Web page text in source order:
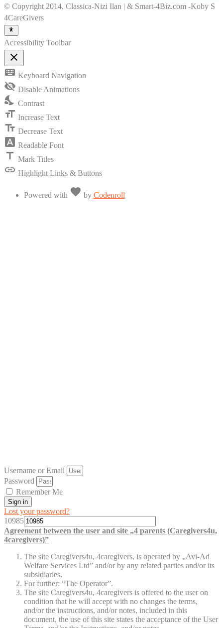
© Copyright 2014. Classica-Nizi Ilan | & Smart-4Biz.com -Koby S
4CareGivers
Accessibility Toolbar
close
Toggle
the
visibility
of
Accessibility
Toolbar
keyboard Keyboard Navigation
visibility_off Disable Animations
nights_stay Contrast
format_size Increase Text
text_fields Decrease Text
font_download Readable Font
title Mark Titles
link Highlight Links & Buttons
Powered with favorite by Codenroll
Username or Email
Password
Remember Me
Sign in
Lost your password?
10985
Agreement between the user and site „4 parents (Caregivers4u,
4caregivers)”
The site Caregivers4u, 4caregivers, is operated by „Avi-Ad
Welfare Services Ltd” and/or by any related parties and/or its
subsidiaries.
For further: “The Operator”.
The site Caregivers4u, 4caregivers is offered to the user on
condition that he will accept with no changes the terms,
and/or the instructions, and/or notes, included in this
document, the use of this site states the acceptance of the User